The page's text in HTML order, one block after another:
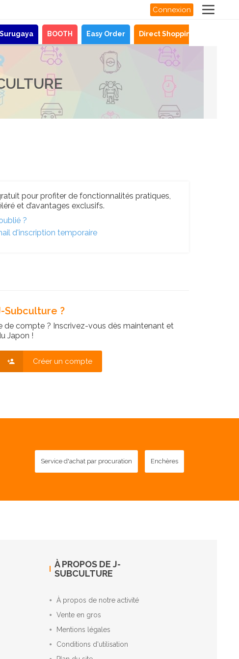
Connexion
Surugaya BOOTH Easy Order Direct Shopping
pour profiter de fonctionnalités pratiques,
et d’avantages exclusifs.
?
d'inscription temporaire
Subculture ?
de compte ? Inscrivez-vous dès maintenant et
Japon !
Créer un compte
Service d'achat par procuration Enchères
À PROPOS DE J-
SUBCULTURE
À propos de notre activité
Vente en gros
Mentions légales
Conditions d'utilisation